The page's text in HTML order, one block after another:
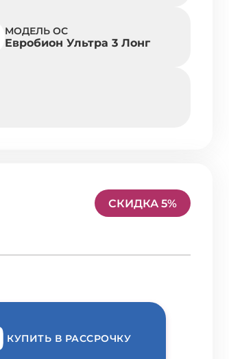
МОДЕЛЬ ОС
Евробион Ультра 3 Лонг
СКИДКА 5%
КУПИТЬ В РАССРОЧКУ